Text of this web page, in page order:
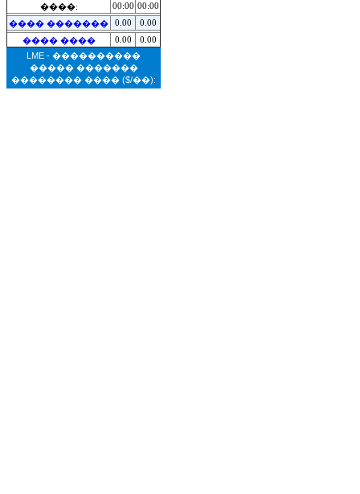
����:
00:00 00:00
���� �������
0.00
0.00
���� ����
0.00
0.00
LME - ����������
����� �������
�������� ���� ($/��):